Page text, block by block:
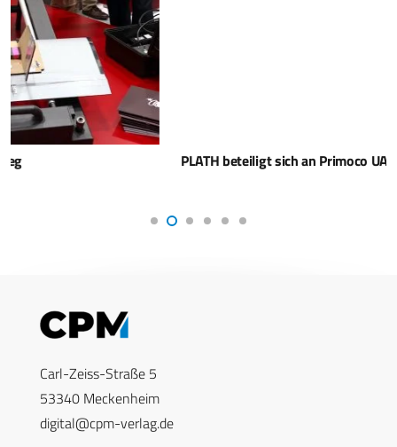
PLATH beteiligt sich an Primoco UAV SE aus Tschechien
Carl-Zeiss-Straße 5
53340 Meckenheim
digital@cpm-verlag.de